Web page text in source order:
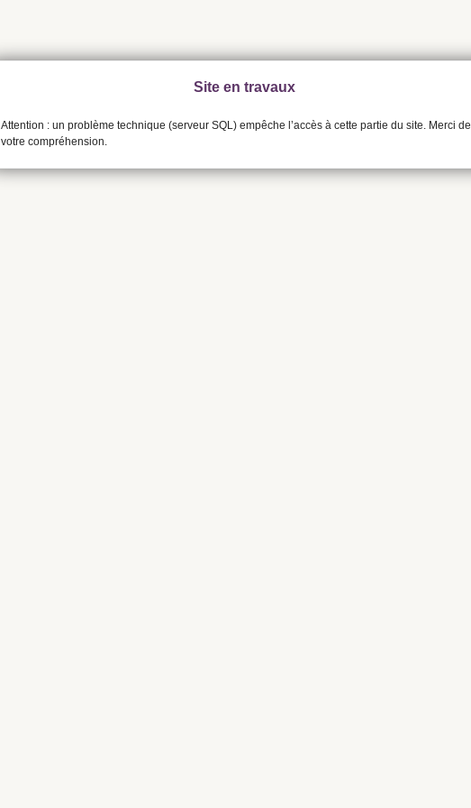
Site en travaux
Attention : un problème technique (serveur SQL) empêche l’accès à cette partie du site. Merci de
votre compréhension.